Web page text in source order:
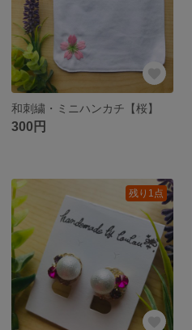
和刺繍・ミニハンカチ【桜】
300円
残り1点